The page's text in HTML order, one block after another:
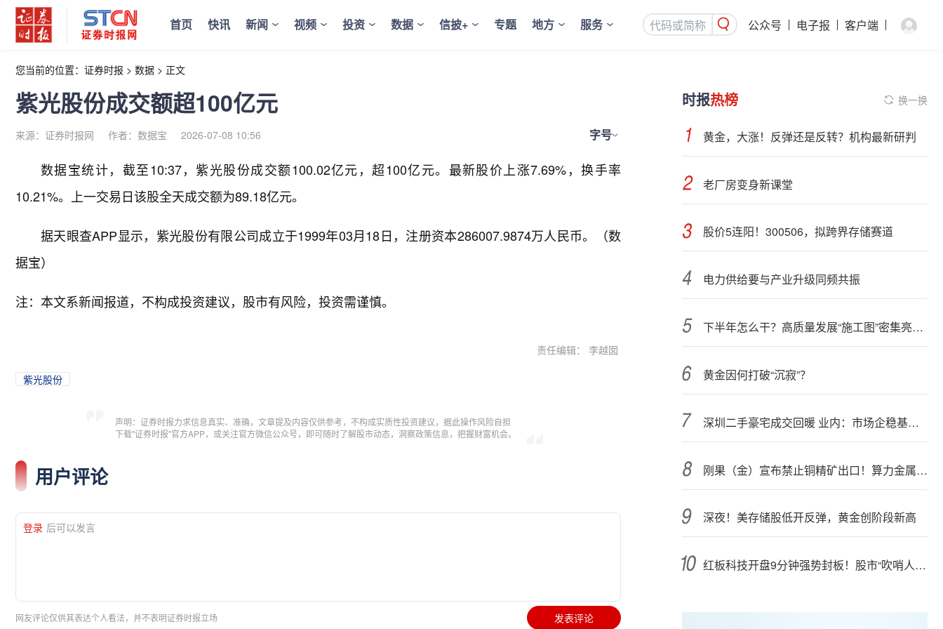
首页 快讯 新闻 视频 投资 数据 信披+ 专题 地方 服务 公众号 电子报 客户端
您当前的位置： 证券时报 > 数据 > 正文
紫光股份成交额超100亿元
来源：证券时报网 作者：数据宝 2026-07-08 10:56 字号
数据宝统计，截至10:37，紫光股份成交额100.02亿元，超100亿元。最新股价上涨7.69%，换手率
10.21%。上一交易日该股全天成交额为89.18亿元。
据天眼查APP显示，紫光股份有限公司成立于1999年03月18日，注册资本286007.9874万人民币。（数
据宝）
注：本文系新闻报道，不构成投资建议，股市有风险，投资需谨慎。
责任编辑： 李越囡
紫光股份
声明：证券时报力求信息真实、准确，文章提及内容仅供参考，不构成实质性投资建议，据此操作风险自担
下载"证券时报"官方APP，或关注官方微信公众号，即可随时了解股市动态，洞察政策信息，把握财富机会。
用户评论
登录 后可以发言
网友评论仅供其表达个人看法，并不表明证券时报立场 发表评论
时报热榜 换一换
黄金，大涨！反弹还是反转？机构最新研判
老厂房变身新课堂
股价5连阳！300506，拟跨界存储赛道
电力供给要与产业升级同频共振
下半年怎么干？高质量发展“施工图”密集亮相 聚焦主业提质增效 国资央企向AI要动能
黄金因何打破“沉寂”？
深圳二手豪宅成交回暖 业内：市场企稳基础仍需夯实
刚果（金）宣布禁止铜精矿出口！算力金属影响多大？
深夜！美存储股低开反弹，黄金创阶段新高
红板科技开盘9分钟强势封板！股市“吹哨人”突然改口！市场风向变了？